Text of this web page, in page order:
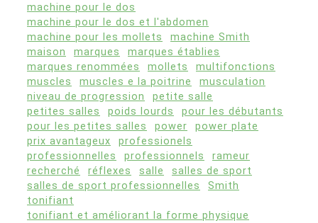
machine pour le dos
machine pour le dos et l'abdomen
machine pour les mollets
machine Smith
maison
marques
marques établies
marques renommées
mollets
multifonctions
muscles
muscles e la poitrine
musculation
niveau de progression
petite salle
petites salles
poids lourds
pour les débutants
pour les petites salles
power
power plate
prix avantageux
professionels
professionnelles
professionnels
rameur
recherché
réflexes salle
salles de sport
salles de sport professionnelles
Smith
tonifiant
tonifiant et améliorant la forme physique